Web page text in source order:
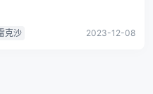
克沙 2023-12-08